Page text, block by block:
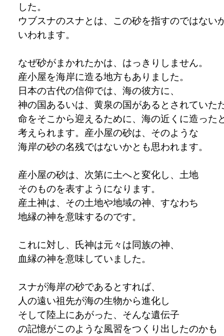
した。
ウブスナのスナとは、この砂を指すのではない
いわれます。
なぜ砂がまかれたかは、はっきりしません。
産小屋を海岸に造る地方もありました。
日本の古代の信仰では、海の彼方に、
神の国あるいは、黄泉の国があるとされていた
命をそこから迎えるために、海の近くに造った
考えられます。産小屋の砂は、そのような
海岸の砂の名残ではないかとも思われます。
産小屋の砂は、次第に土へと変化し、土地
そのものを表すようになります。
産土神は、その土地や地域の神、すなわち
地縁の神を意味するのです。
これに対し、氏神は元々は同族の神、
血縁の神を意味していました。
スナが海岸の砂であるとすれば、
人の遠い祖先が海の生物から進化し
そして陸上にあがった、そんな遺伝子
の記憶がこのような風習をつくり出したのかも